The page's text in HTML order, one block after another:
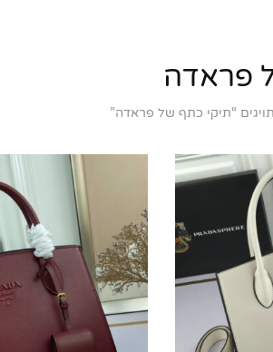
פראדה
“תיקי כתף של פראדה”